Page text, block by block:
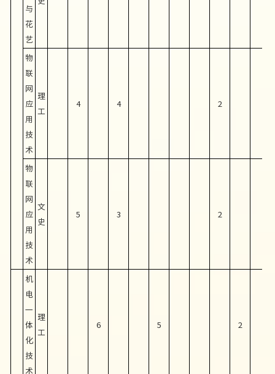
与
花
艺
物
联
网
应
用
技
术
理
工
4 4 2
物
联
网
应
用
技
术
文
史
5 3 2
机
电
一
体
化
技
术
理
工
6 5 2